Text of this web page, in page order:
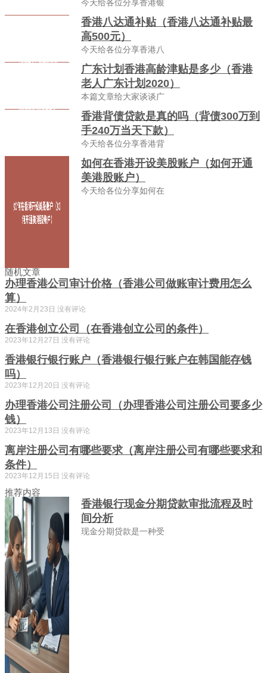
今天给各位分享香港银
香港八达通补贴（香港八达通补贴最
高500元）
今天给各位分享香港八
广东计划香港高龄津贴是多少（香港
老人广东计划2020）
本篇文章给大家谈谈广
香港背债贷款是真的吗（背债300万到
手240万当天下款）
今天给各位分享香港背
如何在香港开设美股账户（如何开通
美港股账户）
今天给各位分享如何在
随机文章
办理香港公司审计价格（香港公司做账审计费用怎么
算）
2024年2月23日 没有评论
在香港创立公司（在香港创立公司的条件）
2023年12月27日 没有评论
香港银行银行账户（香港银行银行账户在韩国能存钱
吗）
2023年12月20日 没有评论
办理香港公司注册公司（办理香港公司注册公司要多少
钱）
2023年12月13日 没有评论
离岸注册公司有哪些要求（离岸注册公司有哪些要求和
条件）
2023年12月15日 没有评论
推荐内容
香港银行现金分期贷款审批流程及时
间分析
现金分期贷款是一种受